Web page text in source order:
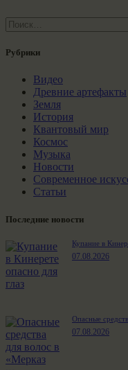
Найти:
Рубрики
Видео
Древние артефакты
Земля
История
Квантовый мир
Космос
Музыка
Новости
Современное
Статьи
Последние новости
Купание в
07.08.2026
Опасные
07.08.2026